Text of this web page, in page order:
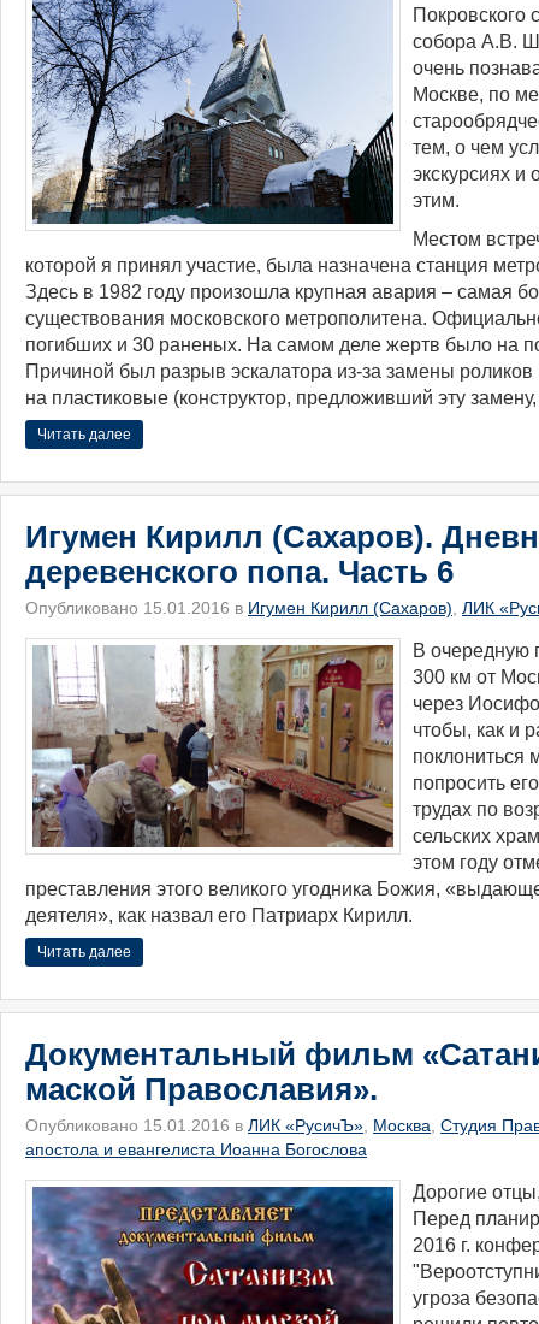
Покровского
собора А.В.
очень
Москве, по
тем, о чем
экскурсиях и
этим.
Местом
которой я принял участие, была назначена станция
Здесь в 1982 году произошла крупная авария – самая
существования московского метрополитена.
погибших и 30 раненых. На самом деле жертв было на
Причиной был разрыв эскалатора из-за замены роликов
на пластиковые (конструктор, предложивший эту
Читать далее
Игумен Кирилл (Сахаров).
деревенского попа. Часть 6
Опубликовано 15.01.2016 в Игумен Кирилл (Сахаров) ЛИК
​В очередную
300 км от
через
чтобы, как и
попросить
трудах по
сельских
этом году
преставления этого великого угодника Божия,
деятеля», как назвал его Патриарх Кирилл.
Читать далее
Документальный фильм
маской Православия».
Опубликовано 15.01.2016 в ЛИК «РусичЪ» Москва Студия
апостола и евангелиста Иоанна Богослова
Дорогие
Перед
2016 г.
угроза